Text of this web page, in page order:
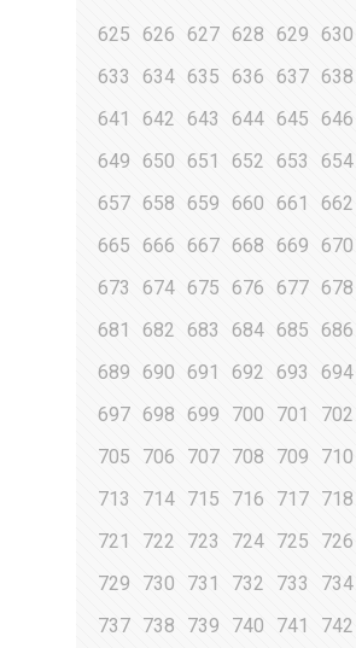
625
626 627 628 629 630
633
634 635 636 637 638
641
642 643 644 645 646
649
650 651 652 653 654
657 658 659 660 661 662
665
666 667 668 669 670
673
674 675 676 677 678
681
682 683 684 685 686
689
690 691 692 693 694
697 698 699 700 701 702
705
706 707 708 709 710
713
714 715 716 717 718
721
722 723 724 725 726
729
730 731 732 733 734
737 738 739 740 741 742